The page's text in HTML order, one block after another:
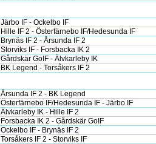
Järbo IF - Ockelbo IF
Hille IF 2 - Österfärnebo IF/Hedesunda IF
Brynäs IF 2 - Årsunda IF 2
Storviks IF - Forsbacka IK 2
Gårdskär GoIF - Älvkarleby IK
BK Legend - Torsåkers IF 2
Årsunda IF 2 - BK Legend
Österfärnebo IF/Hedesunda IF - Järbo IF
Älvkarleby IK - Hille IF 2
Forsbacka IK 2 - Gårdskär GoIF
Ockelbo IF - Brynäs IF 2
Torsåkers IF 2 - Storviks IF